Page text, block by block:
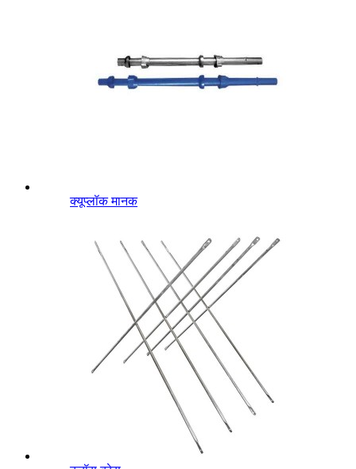
क्यूप्लॉक मानक